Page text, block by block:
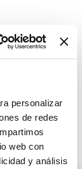
personalizar
de redes
web con
y análisis